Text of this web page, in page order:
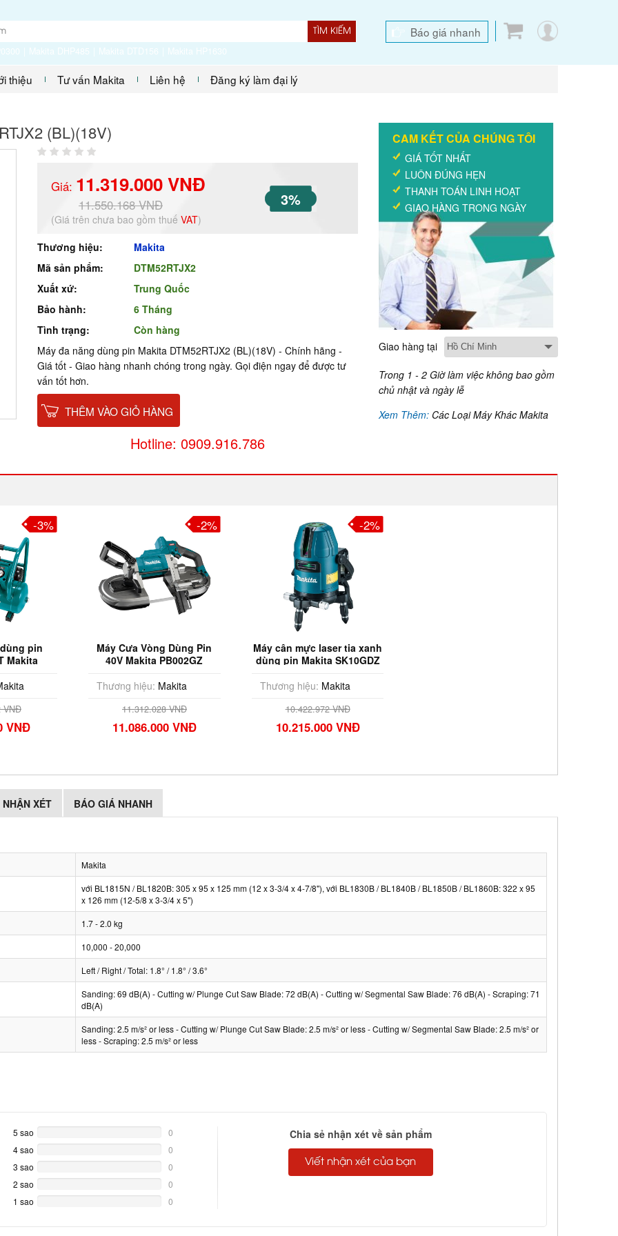
TÌM KIẾM
Makita DHP485 Makita DTD156 Makita HP1630
Báo giá nhanh
thiệu Tư vấn Makita Liên hệ Đăng ký làm đại lý
(BL)(18V)
Giá: 11.319.000 VNĐ
11.550.168 VNĐ 3%
(Giá trên chưa bao gồm thuế VAT)
Thương hiệu:
Makita
Mã sản phẩm:
DTM52RTJX2
Xuất xứ:
Trung Quốc
Bảo hành:
6 Tháng
Tình trạng:
Còn hàng
Máy đa năng dùng pin Makita DTM52RTJX2 (BL)(18V) - Chính hãng -
Giá tốt - Giao hàng nhanh chóng trong ngày. Gọi điện ngay để được tư
vấn tốt hơn.
THÊM VÀO GIỎ HÀNG
Hotline: 0909.916.786
CAM KẾT CỦA CHÚNG TÔI
GIÁ TỐT NHẤT
LUÔN ĐÚNG HẸN
THANH TOÁN LINH HOẠT
GIAO HÀNG TRONG NGÀY
Giao hàng tại
Trong 1 - 2 Giờ làm việc không bao gồm
chủ nhật và ngày lễ
Xem Thêm: Các Loại Máy Khác Makita
pin
Makita
VNĐ
VNĐ
-3%
Máy Cưa Vòng Dùng Pin
40V Makita PB002GZ
Thương hiệu: Makita
11.312.028 VNĐ
11.086.000 VNĐ
-2%
Máy cân mực laser tia xanh
dùng pin Makita SK10GDZ
Thương hiệu: Makita
10.422.972 VNĐ
10.215.000 VNĐ
-2%
NHẬN XÉT BÁO GIÁ NHANH
Makita
với BL1815N / BL1820B: 305 x 95 x 125 mm (12 x 3-3/4 x 4-7/8"), với BL1830B / BL1840B / BL1850B / BL1860B: 322 x 95
x 126 mm (12-5/8 x 3-3/4 x 5")
1.7 - 2.0 kg
10,000 - 20,000
Left / Right / Total: 1.8° / 1.8° / 3.6°
Sanding: 69 dB(A) - Cutting w/ Plunge Cut Saw Blade: 72 dB(A) - Cutting w/ Segmental Saw Blade: 76 dB(A) - Scraping: 71
dB(A)
Sanding: 2.5 m/s² or less - Cutting w/ Plunge Cut Saw Blade: 2.5 m/s² or less - Cutting w/ Segmental Saw Blade: 2.5 m/s² or
less - Scraping: 2.5 m/s² or less
5 sao
Complete
0
4 sao
Complete
0
3 sao
Complete
0
2 sao
Complete
0
1 sao
0
Chia sẻ nhận xét về sản phẩm
Viết nhận xét của bạn